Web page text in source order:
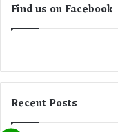
Find us on Facebook
Recent Posts